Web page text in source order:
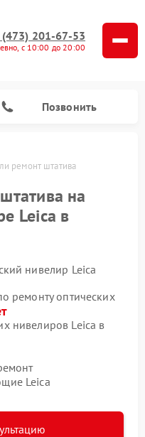
(473) 201-67-53
с 10:00 до 20:00
Позвонить
ремонт штатива
на
Leica в
нивелир Leica
ремонту оптических
нивелиров Leica в
Leica